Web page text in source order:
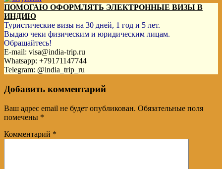
ПОМОГАЮ ОФОРМЛЯТЬ ЭЛЕКТРОННЫЕ ВИЗЫ В
ИНДИЮ
Туристические визы на 30 дней, 1 год и 5 лет.
Выдаю чеки физическим и юридическим лицам.
Обращайтесь!
E-mail: visa@india-trip.ru
Whatsapp: +79171147744
Telegram: @india_trip_ru
Добавить комментарий
Ваш адрес email не будет опубликован. Обязательные поля
помечены *
Комментарий *